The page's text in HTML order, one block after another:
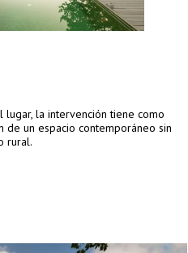
la intervención tiene como
un espacio contemporáneo sin
rural.